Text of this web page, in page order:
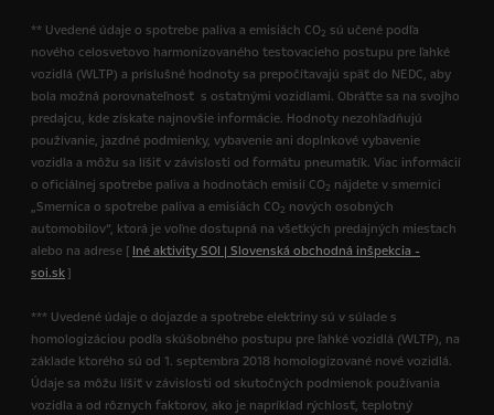
** Uvedené údaje o spotrebe paliva a emisiách CO2 sú učené podľa
nového celosvetovo harmonizovaného testovacieho postupu pre ľahké
vozidlá (WLTP) a príslušné hodnoty sa prepočítavajú späť do NEDC, aby
bola možná porovnateľnosť s ostatnými vozidlami. Obráťte sa na svojho
predajcu, kde získate najnovšie informácie. Hodnoty nezohľadňujú
používanie, jazdné podmienky, vybavenie ani doplnkové vybavenie
vozidla a môžu sa líšiť v závislosti od formátu pneumatík. Viac informácií
o oficiálnej spotrebe paliva a hodnotách emisií CO2 nájdete v smernici
„Smernica o spotrebe paliva a emisiách CO2 nových osobných
automobilov“, ktorá je voľne dostupná na všetkých predajných miestach
alebo na adrese [ Iné aktivity SOI | Slovenská obchodná inšpekcia -
soi.sk]
*** Uvedené údaje o dojazde a spotrebe elektriny sú v súlade s
homologizáciou podľa skúšobného postupu pre ľahké vozidlá (WLTP), na
základe ktorého sú od 1. septembra 2018 homologizované nové vozidlá.
Údaje sa môžu líšiť v závislosti od skutočných podmienok používania
vozidla a od rôznych faktorov, ako je napríklad rýchlosť, teplotný